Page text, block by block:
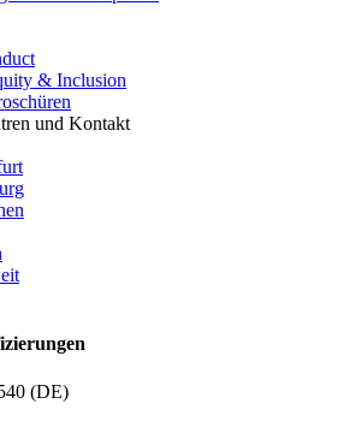
& Inclusion
und Kontakt
(DE)